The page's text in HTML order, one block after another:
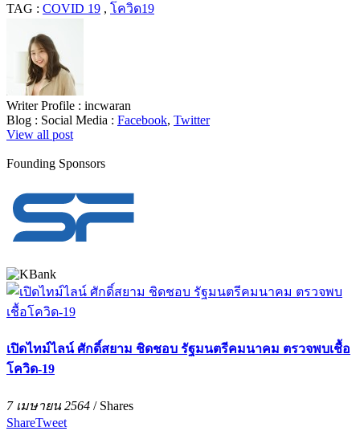
TAG : COVID 19 , โควิด19
Writer Profile : incwaran
Blog : Social Media : Facebook, Twitter
View all post
Founding Sponsors
เปิดไทม์ไลน์ ศักดิ์สยาม ชิดชอบ รัฐมนตรีคมนาคม ตรวจพบเชื้อ
โควิด-19
7 เมษายน 2564 / Shares
ShareTweet